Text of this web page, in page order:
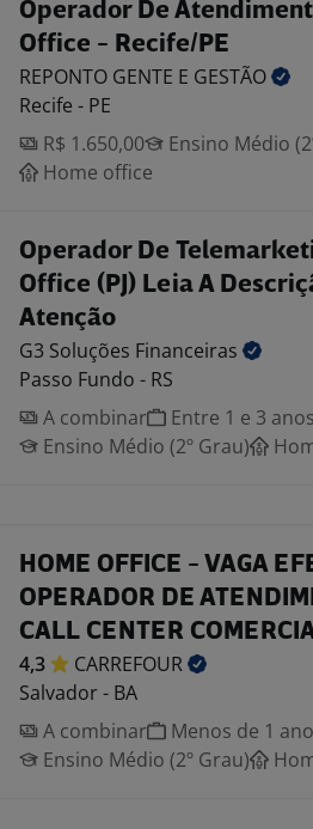
Operador De
Office - Recife/PE
REPONTO GENTE E GESTÃO
Recife - PE
R$ 1.650,00
Ensino Médio
Home office
Operador De
Office (PJ) Leia A
Atenção
G3 Soluções Financeiras
Passo Fundo - RS
A combinar
Entre 1 e 3 anos
Ensino Médio (2º Grau)
HOME OFFICE - VAGA
OPERADOR DE
CALL CENTER
4,3
CARREFOUR
Salvador - BA
A combinar
Menos de 1 ano
Ensino Médio (2º Grau)